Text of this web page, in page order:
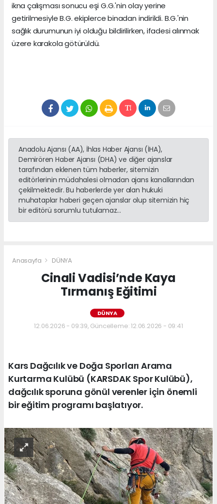
ikna çalışması sonucu eşi G.G.'nin olay yerine
getirilmesiyle B.G. ekiplerce binadan indirildi. B.G.'nin
sağlık durumunun iyi olduğu bildirilirken, ifadesi alınmak
üzere karakola götürüldü.
Anadolu Ajansı (AA), İhlas Haber Ajansı (İHA),
Demirören Haber Ajansı (DHA) ve diğer ajanslar
tarafından eklenen tüm haberler, sitemizin
editörlerinin müdahalesi olmadan ajans kanallarından
çekilmektedir. Bu haberlerde yer alan hukuki
muhataplar haberi geçen ajanslar olup sitemizin hiç
bir editörü sorumlu tutulamaz...
Anasayfa DÜNYA
Cinali Vadisi’nde Kaya
Tırmanış Eğitimi
DÜNYA
12.06.2026 - 09:39, Güncelleme: 12.06.2026 - 09:41
Kars Dağcılık ve Doğa Sporları Arama
Kurtarma Kulübü (KARSDAK Spor Kulübü),
dağcılık sporuna gönül verenler için önemli
bir eğitim programı başlatıyor.